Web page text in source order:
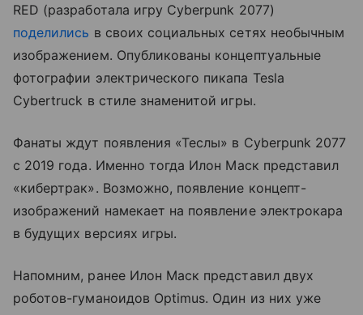
RED (разработала игру Cyberpunk 2077)
поделились в своих социальных сетях необычным
изображением. Опубликованы концептуальные
фотографии электрического пикапа Tesla
Cybertruck в стиле знаменитой игры.
Фанаты ждут появления «Теслы» в Cyberpunk 2077
с 2019 года. Именно тогда Илон Маск представил
«кибертрак». Возможно, появление концепт-
изображений намекает на появление электрокара
в будущих версиях игры.
Напомним, ранее Илон Маск представил двух
роботов-гуманоидов Optimus. Один из них уже